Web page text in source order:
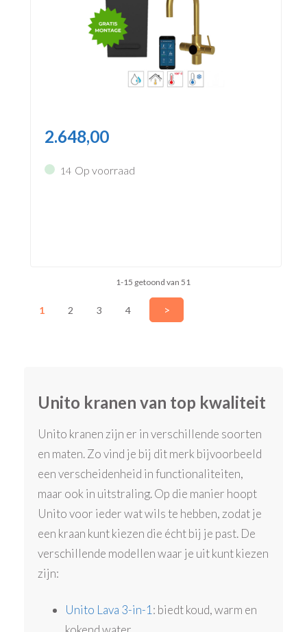
2.648,00
14 Op voorraad
1-15 getoond van 51
1 2 3 4 >
Unito kranen van top kwaliteit
Unito kranen zijn er in verschillende soorten
en maten. Zo vind je bij dit merk bijvoorbeeld
een verscheidenheid in functionaliteiten,
maar ook in uitstraling. Op die manier hoopt
Unito voor ieder wat wils te hebben, zodat je
een kraan kunt kiezen die écht bij je past. De
verschillende modellen waar je uit kunt kiezen
zijn:
Unito Lava 3-in-1: biedt koud, warm en